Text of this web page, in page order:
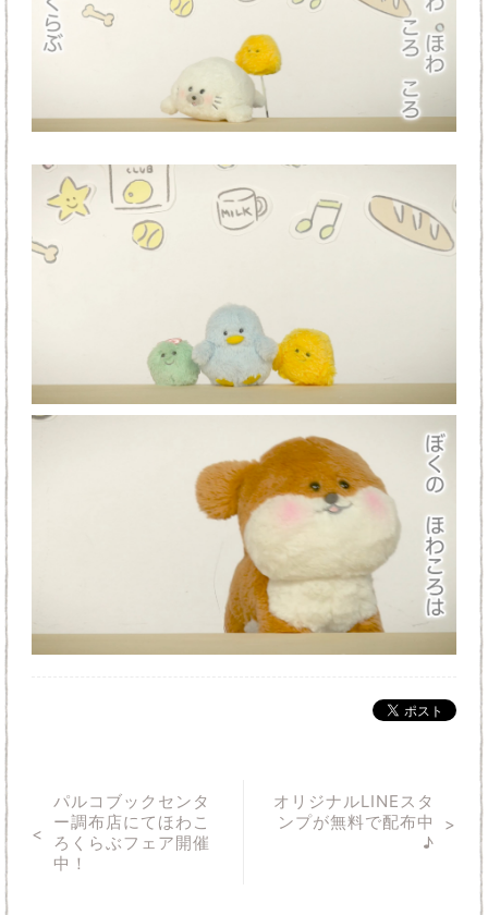
パルコブックセンタ
ー調布店にてほわこ
ろくらぶフェア開催
中！
オリジナルLINEスタ
ンプが無料で配布中
♪